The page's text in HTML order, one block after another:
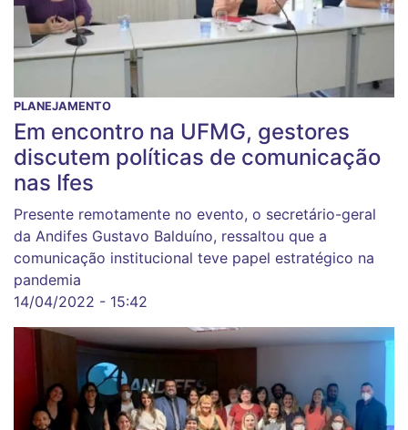
PLANEJAMENTO
Em encontro na UFMG, gestores
discutem políticas de comunicação
nas Ifes
Presente remotamente no evento, o secretário-geral
da Andifes Gustavo Balduíno, ressaltou que a
comunicação institucional teve papel estratégico na
pandemia
14/04/2022 - 15:42